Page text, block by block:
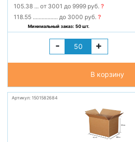
105.38 ... от 3001 до 9999 руб.?
118.55 ................. до 3000 руб.?
Минимальный заказ: 50 шт.
- +
В корзину
Артикул: 1501582684